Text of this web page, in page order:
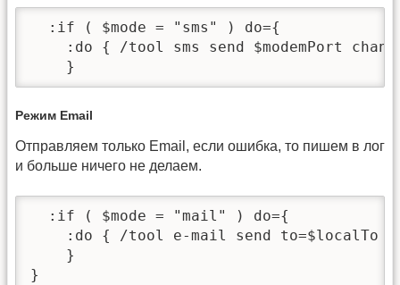
  :if ( $mode = "sms" ) do={
:do { /tool sms send $modemPort
    }
Режим Email
Отправляем только Email, если ошибка, то пишем в лог
и больше ничего не делаем.
  :if ( $mode = "mail" ) do={
:do { /tool e-mail send to=$localTo
    }
}